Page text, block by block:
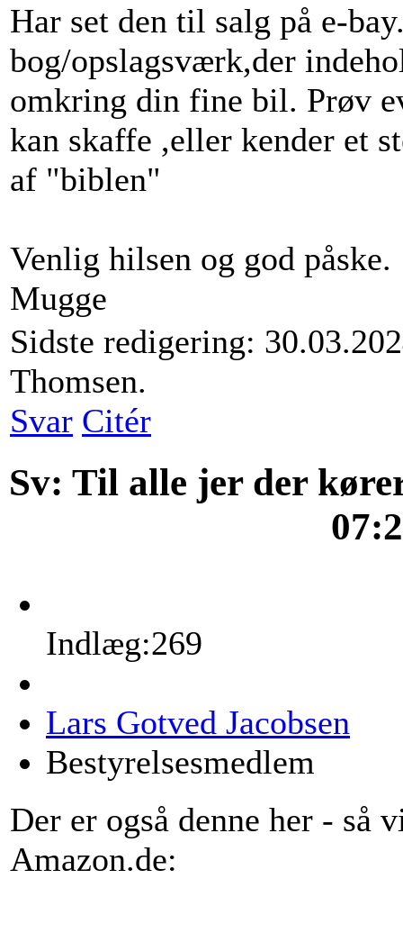
Har set den til salg på e-
bog/opslagsværk,der
omkring din fine bil. Prøv
kan skaffe ,eller kender et
af "biblen"
Venlig hilsen og god påske.
Mugge
Sidste redigering:
Thomsen.
Svar Citér
Sv: Til alle jer der
Indlæg:269
Lars Gotved Jacobsen
Bestyrelsesmedlem
Der er også denne her - så
Amazon.de: